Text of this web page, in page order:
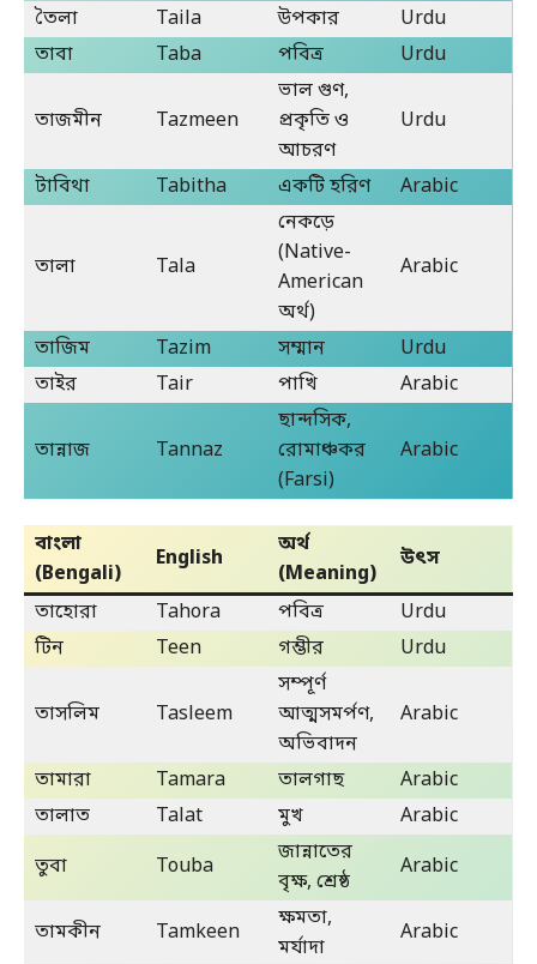
তৈলা
Taila উপকার
Urdu
তাবা
Taba পবিত্র Urdu
তাজমীন Tazmeen
ভাল গুণ,
প্রকৃতি ও
আচরণ
Urdu
টাবিথা Tabitha একটি হরিণ Arabic
তালা Tala
নেকড়ে
(Native-
American
অর্থ)
Arabic
তাজিম Tazim সম্মান
Urdu
তাইর
Tair পাখি Arabic
তান্নাজ Tannaz
ছান্দসিক,
রোমাঞ্চকর
(Farsi)
Arabic
বাংলা
(Bengali)
English
অর্থ
(Meaning)
উৎস
তাহোরা Tahora পবিত্র
Urdu
টিন
Teen গম্ভীর Urdu
তাসলিম Tasleem
সম্পূর্ণ
আত্মসমর্পণ,
অভিবাদন
Arabic
তামারা Tamara তালগাছ
Arabic
তালাত
Talat মুখ
Arabic
তুবা
Touba
জান্নাতের
বৃক্ষ, শ্রেষ্ঠ
Arabic
তামকীন Tamkeen
ক্ষমতা,
মর্যাদা
Arabic